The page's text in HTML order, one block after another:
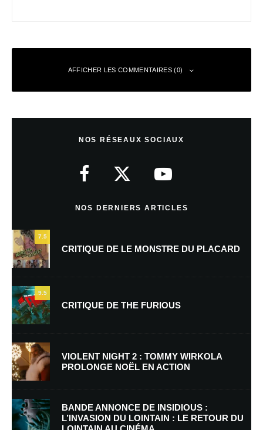
AFFICHER LES COMMENTAIRES (0)
Nom*
E-mail
Enregistrer mon nom, mon e-mail et mon site dans le navigateur pour
NOS RÉSEAUX SOCIAUX
NOS DERNIERS ARTICLES
7.5
CRITIQUE DE LE MONSTRE DU PLACARD
9.5
CRITIQUE DE THE FURIOUS
VIOLENT NIGHT 2 : TOMMY WIRKOLA
PROLONGE NOËL EN ACTION
BANDE ANNONCE DE INSIDIOUS :
L’INVASION DU LOINTAIN : LE RETOUR DU